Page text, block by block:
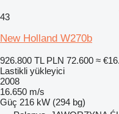
43
New Holland W270b
926.800 TL PLN 72.600 ≈
Lastikli yükleyici
2008
16.650 m/s
Güç 216 kW (294 bg)